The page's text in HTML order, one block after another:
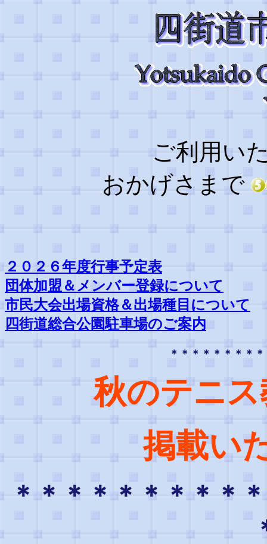
ご利用い
おかげさまで
２０２６年度行事予定表
団体加盟＆メンバー登録について
市民大会出場資格＆出場種目について
四街道総合公園駐車場のご案内
＊＊＊＊＊＊＊＊
秋のテニ
掲載い
＊＊＊＊＊＊＊＊＊